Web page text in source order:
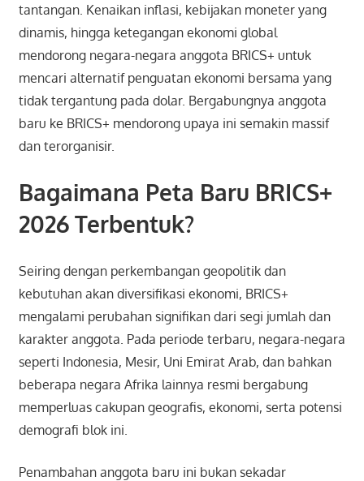
tantangan. Kenaikan inflasi, kebijakan moneter yang
dinamis, hingga ketegangan ekonomi global
mendorong negara-negara anggota BRICS+ untuk
mencari alternatif penguatan ekonomi bersama yang
tidak tergantung pada dolar. Bergabungnya anggota
baru ke BRICS+ mendorong upaya ini semakin massif
dan terorganisir.
Bagaimana Peta Baru BRICS+
2026 Terbentuk?
Seiring dengan perkembangan geopolitik dan
kebutuhan akan diversifikasi ekonomi, BRICS+
mengalami perubahan signifikan dari segi jumlah dan
karakter anggota. Pada periode terbaru, negara-negara
seperti Indonesia, Mesir, Uni Emirat Arab, dan bahkan
beberapa negara Afrika lainnya resmi bergabung
memperluas cakupan geografis, ekonomi, serta potensi
demografi blok ini.
Penambahan anggota baru ini bukan sekadar